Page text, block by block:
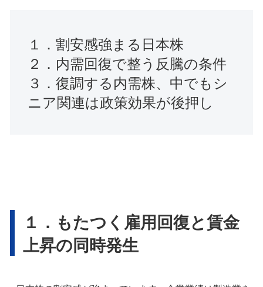
１．割安感強まる日本株
２．内需回復で整う反騰の条件
３．復調する内需株、中でもシ
ニア関連は政策効果が後押し
１．もたつく雇用回復と賃金
上昇の同時発生